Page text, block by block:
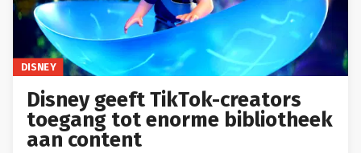
DISNEY
Disney geeft TikTok-creators
toegang tot enorme bibliotheek
aan content